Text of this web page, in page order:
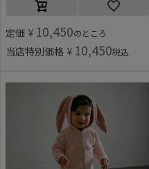
定価 ¥ 10,450のところ
当店特別価格 ¥ 10,450税込